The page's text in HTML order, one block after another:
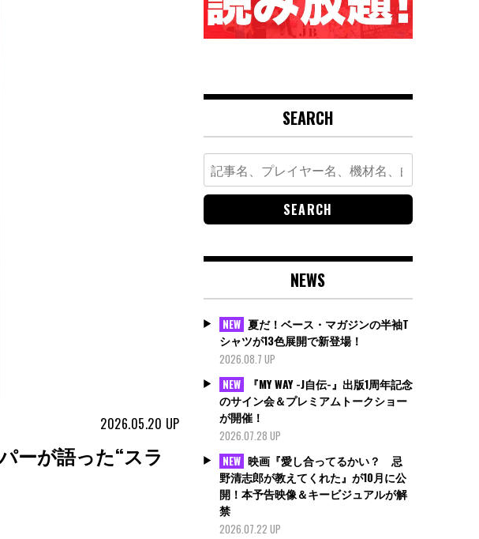
2026.05.20 UP
ーが語った“スラ
SEARCH
Search
for:
NEWS
NEW 夏だ！ベース・マガジンの半袖T
シャツが13色展開で新登場！
2026.08.7 UP
NEW
『MY WAY -J自伝-』出版1周年記念
のサイン会＆プレミアムトークショー
が開催！
2026.07.28 UP
NEW 映画『愛し合ってるかい？ 忌
野清志郎が教えてくれた』が10月に公
開！本予告映像＆キービジュアルが解
禁
2026.07.22 UP